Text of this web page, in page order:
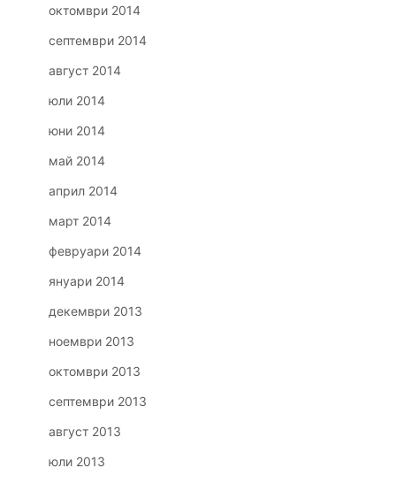
октомври 2014
септември 2014
август 2014
юли 2014
юни 2014
май 2014
април 2014
март 2014
февруари 2014
януари 2014
декември 2013
ноември 2013
октомври 2013
септември 2013
август 2013
юли 2013